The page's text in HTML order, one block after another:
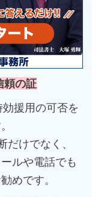
援用の可否を
けでなく、
ルや電話でも
めです。
頼の証